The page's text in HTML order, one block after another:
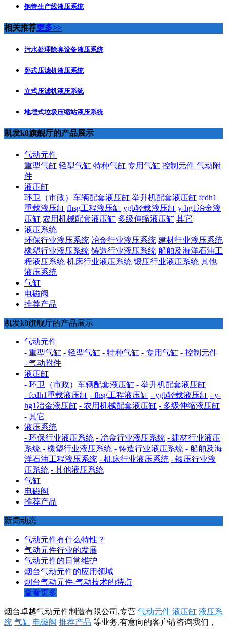
钢管生产线液压系统
相关推荐更多>>
污水处理除臭设备液压系统
卧式压滤机液压系统
立式压滤机液压系统
地埋式垃圾压缩站液压系统
凯发k8旗舰厅的产品展示
气动元件
重型气缸 轻型气缸 特种气缸 专用气缸 控制元件 气动附
件
液压缸
环卫（市政）车辆配套液压缸 举升机配套液压缸 fcdh1
重载液压缸 fhsg工程液压缸 ygb轻载液压缸 y-hg1冶金液
压缸 农用机械配套液压缸 多级伸缩液压缸 其它
液压系统
环保行业液压系统 冶金行业液压系统 建材行业液压系统
橡塑行业液压系统 铸造行业液压系统 船舶及海洋石油工
程液压系统 机床行业液压系统 锻压行业液压系统 其他
液压系统
气缸
电磁阀
推荐产品
凯发k8旗舰厅的产品展示
气动元件
- 重型气缸 - 轻型气缸 - 特种气缸 - 专用气缸 - 控制元件
- 气动附件
液压缸
- 环卫（市政）车辆配套液压缸 - 举升机配套液压缸
- fcdh1重载液压缸 - fhsg工程液压缸 - ygb轻载液压缸 - y-
hg1冶金液压缸 - 农用机械配套液压缸 - 多级伸缩液压缸
- 其它
液压系统
- 环保行业液压系统 - 冶金行业液压系统 - 建材行业液压
系统 - 橡塑行业液压系统 - 铸造行业液压系统 - 船舶及海
洋石油工程液压系统 - 机床行业液压系统 - 锻压行业液
压系统 - 其他液压系统
气缸
电磁阀
推荐产品
新闻动态
气动元件有什么特性？
气动元件行业的发展
气动元件的日常维护
烟台气动元件的应用领域
烟台气动元件-气动技术的特点
查看更多
烟台卓越气动元件制造有限公司,专营 气动元件 液压缸 液压系
统 气缸 电磁阀 推荐产品 等业务,有意向的客户请咨询我们，